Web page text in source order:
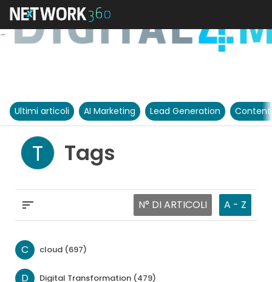
Ultimi articoli AI Marketing Lead Generation
T Tags
N° DI ARTICOLI A - Z
C cloud (697)
D Digital Transformation (479)